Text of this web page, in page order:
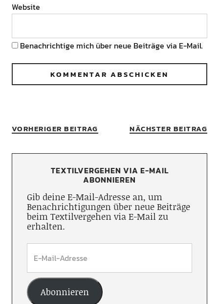
Website
Benachrichtige mich über neue Beiträge via E-Mail.
VORHERIGER BEITRAG NÄCHSTER BEITRAG
TEXTILVERGEHEN VIA E-MAIL
ABONNIEREN
Gib deine E-Mail-Adresse an, um
Benachrichtigungen über neue Beiträge
beim Textilvergehen via E-Mail zu
erhalten.
Abonnieren